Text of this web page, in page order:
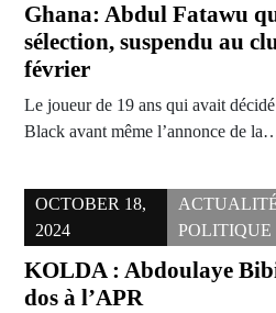
Ghana: Abdul Fatawu
sélection, suspendu au
février
Le joueur de 19 ans qui avait
Black avant même l’annonce de
OCTOBER 18,
2024
POLITIQUE
KOLDA : Abdoulaye
dos à l’APR